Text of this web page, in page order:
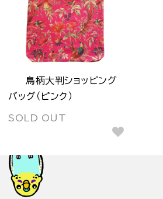
鳥柄大判ショッピング
バッグ（ピンク）
SOLD OUT